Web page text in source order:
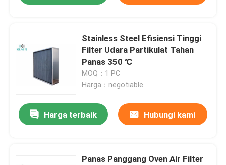
Stainless Steel Efisiensi Tinggi
Filter Udara Partikulat Tahan
Panas 350 ℃
MOQ：1 PC
Harga：negotiable
Harga terbaik Hubungi kami
Panas Panggang Oven Air Filter